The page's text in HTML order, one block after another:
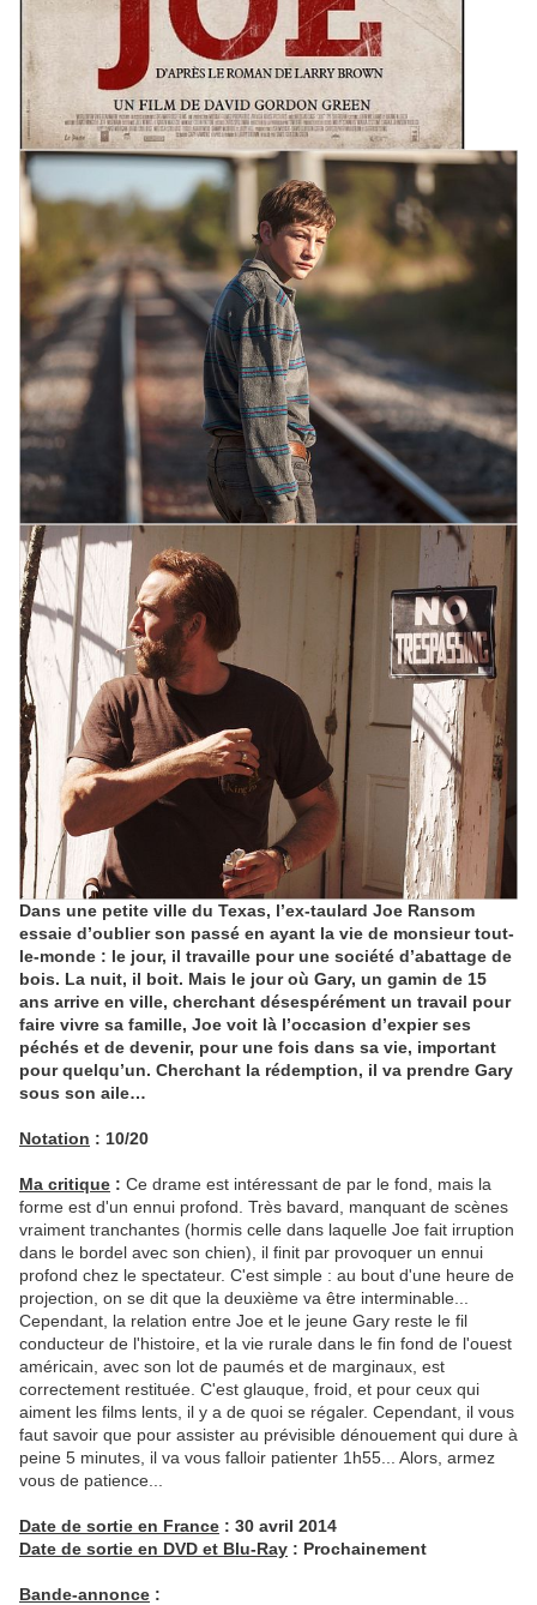
Dans une petite ville du Texas, l’ex-taulard Joe Ransom
essaie d’oublier son passé en ayant la vie de monsieur tout-
le-monde : le jour, il travaille pour une société d’abattage de
bois. La nuit, il boit. Mais le jour où Gary, un gamin de 15
ans arrive en ville, cherchant désespérément un travail pour
faire vivre sa famille, Joe voit là l’occasion d’expier ses
péchés et de devenir, pour une fois dans sa vie, important
pour quelqu’un. Cherchant la rédemption, il va prendre Gary
sous son aile…
Notation : 10/20
Ma critique : Ce drame est intéressant de par le fond, mais la
forme est d'un ennui profond. Très bavard, manquant de scènes
vraiment tranchantes (hormis celle dans laquelle Joe fait irruption
dans le bordel avec son chien), il finit par provoquer un ennui
profond chez le spectateur. C'est simple : au bout d'une heure de
projection, on se dit que la deuxième va être interminable...
Cependant, la relation entre Joe et le jeune Gary reste le fil
conducteur de l'histoire, et la vie rurale dans le fin fond de l'ouest
américain, avec son lot de paumés et de marginaux, est
correctement restituée. C'est glauque, froid, et pour ceux qui
aiment les films lents, il y a de quoi se régaler. Cependant, il vous
faut savoir que pour assister au prévisible dénouement qui dure à
peine 5 minutes, il va vous falloir patienter 1h55... Alors, armez
vous de patience...
Date de sortie en France : 30 avril 2014
Date de sortie en DVD et Blu-Ray : Prochainement
Bande-annonce :